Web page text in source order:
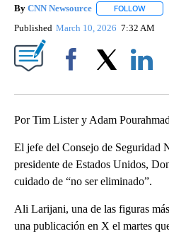
By CNN Newsource FOLLOW
Published March 10, 2026 7:32 AM
Por Tim Lister y Adam
El jefe del Consejo de Seguridad
presidente de Estados Unidos,
cuidado de “no ser eliminado”.
Ali Larijani, una de las figuras
una publicación en X el martes